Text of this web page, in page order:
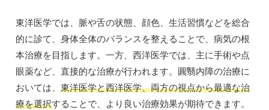
東洋医学では、脈や舌の状態、顔色、生活習慣などを総合
的に診て、身体全体のバランスを整えることで、病気の根
本治療を目指します。一方、西洋医学では、主に手術や点
眼薬など、直接的な治療が行われます。圓翳内障の治療に
おいては、 東洋医学と西洋医学、両方の視点から最適な治
療を選択することで、より良い治療効果が期待できます。